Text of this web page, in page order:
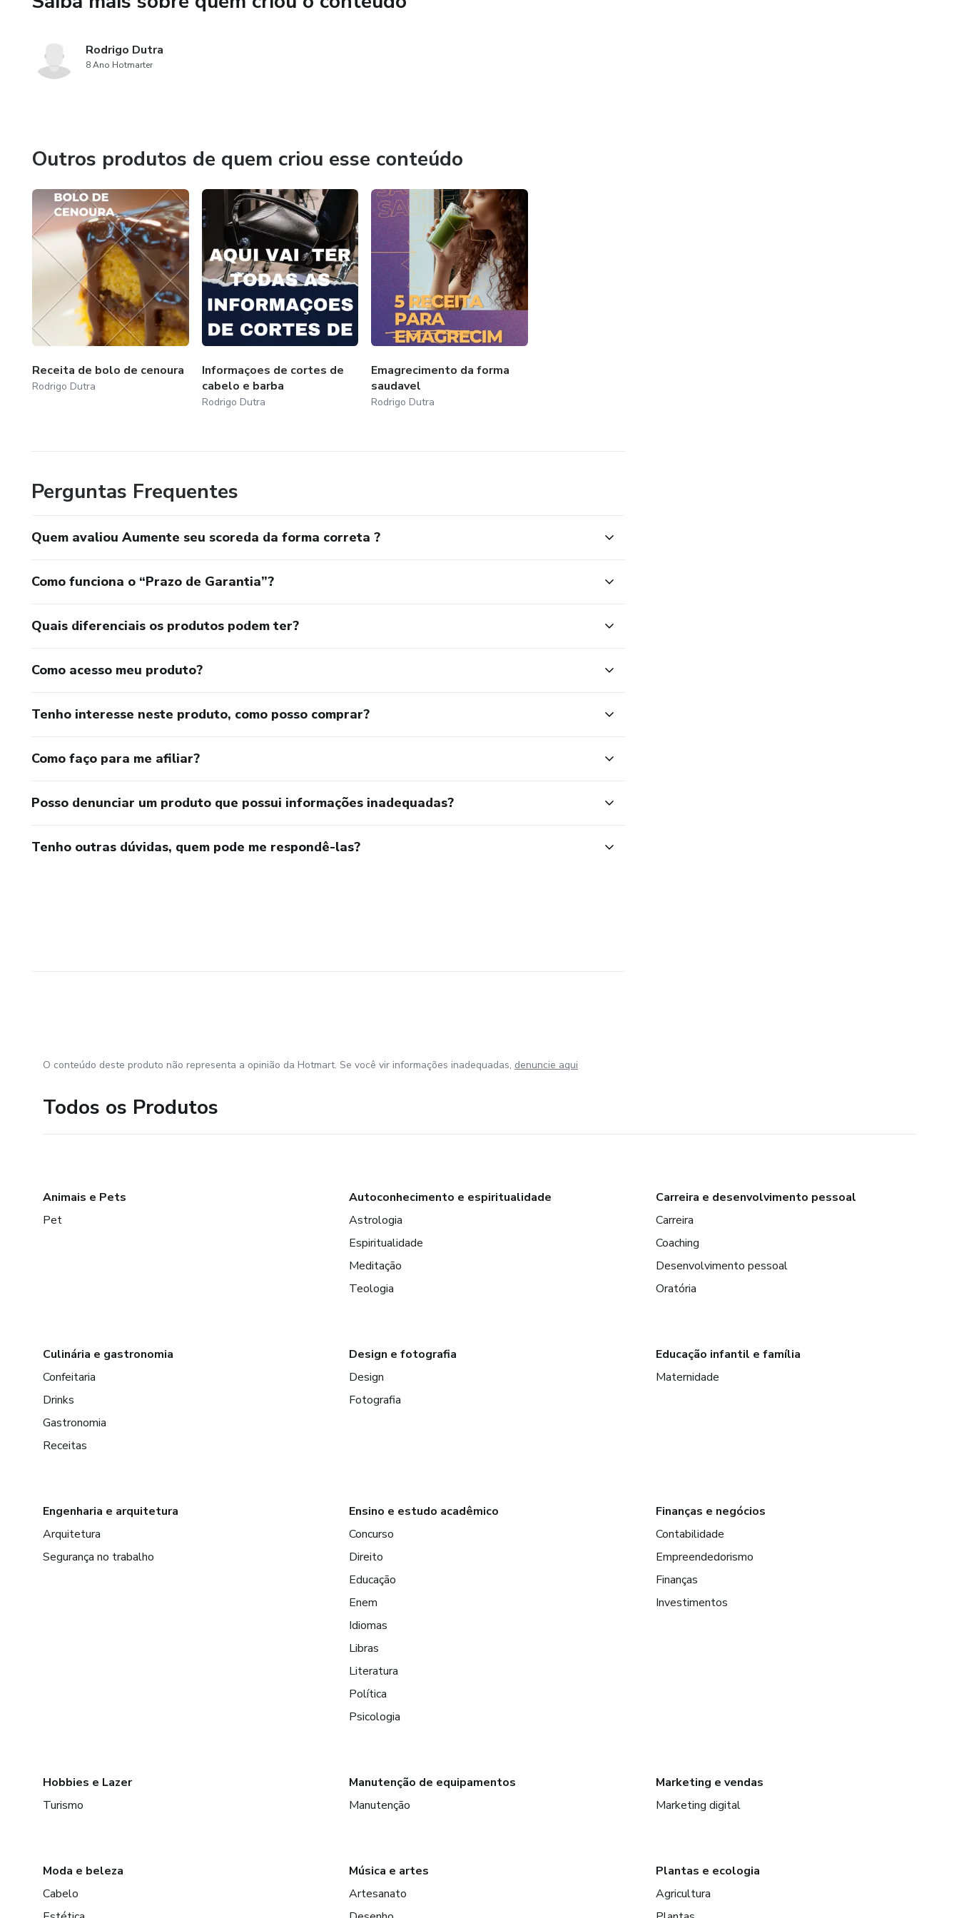
Rodrigo Dutra
8 Ano Hotmarter
Outros produtos de quem criou esse conteúdo
Receita de bolo de cenoura
Rodrigo Dutra
Informaçoes de cortes de
cabelo e barba
Rodrigo Dutra
Emagrecimento da forma
saudavel
Rodrigo Dutra
Perguntas Frequentes
Quem avaliou Aumente seu scoreda da forma correta ?
Como funciona o “Prazo de Garantia”?
Quais diferenciais os produtos podem ter?
Como acesso meu produto?
Tenho interesse neste produto, como posso comprar?
Como faço para me afiliar?
Posso denunciar um produto que possui informações inadequadas?
Tenho outras dúvidas, quem pode me respondê-las?
O conteúdo deste produto não representa a opinião da Hotmart. Se você vir informações inadequadas, denuncie aqui
Todos os Produtos
Animais e Pets
Pet
Autoconhecimento e espiritualidade
Astrologia
Espiritualidade
Meditação
Teologia
Carreira e desenvolvimento pessoal
Carreira
Coaching
Desenvolvimento pessoal
Oratória
Culinária e gastronomia
Confeitaria
Drinks
Gastronomia
Receitas
Design e fotografia
Design
Fotografia
Educação infantil e família
Maternidade
Engenharia e arquitetura
Arquitetura
Segurança no trabalho
Ensino e estudo acadêmico
Concurso
Direito
Educação
Enem
Idiomas
Libras
Literatura
Política
Psicologia
Finanças e negócios
Contabilidade
Empreendedorismo
Finanças
Investimentos
Hobbies e Lazer
Turismo
Manutenção de equipamentos
Manutenção
Marketing e vendas
Marketing digital
Moda e beleza
Cabelo
Música e artes
Artesanato
Plantas e ecologia
Agricultura